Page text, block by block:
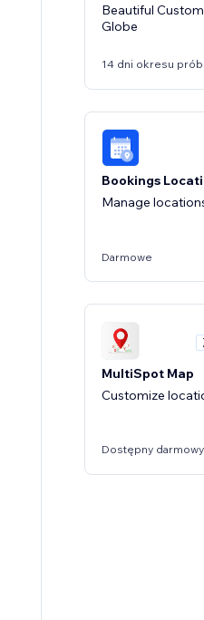
Beautiful
Globe
14 dni okresu
Bookings
Manage
Darmowe
MultiSpot Map
Customize
Dostępny